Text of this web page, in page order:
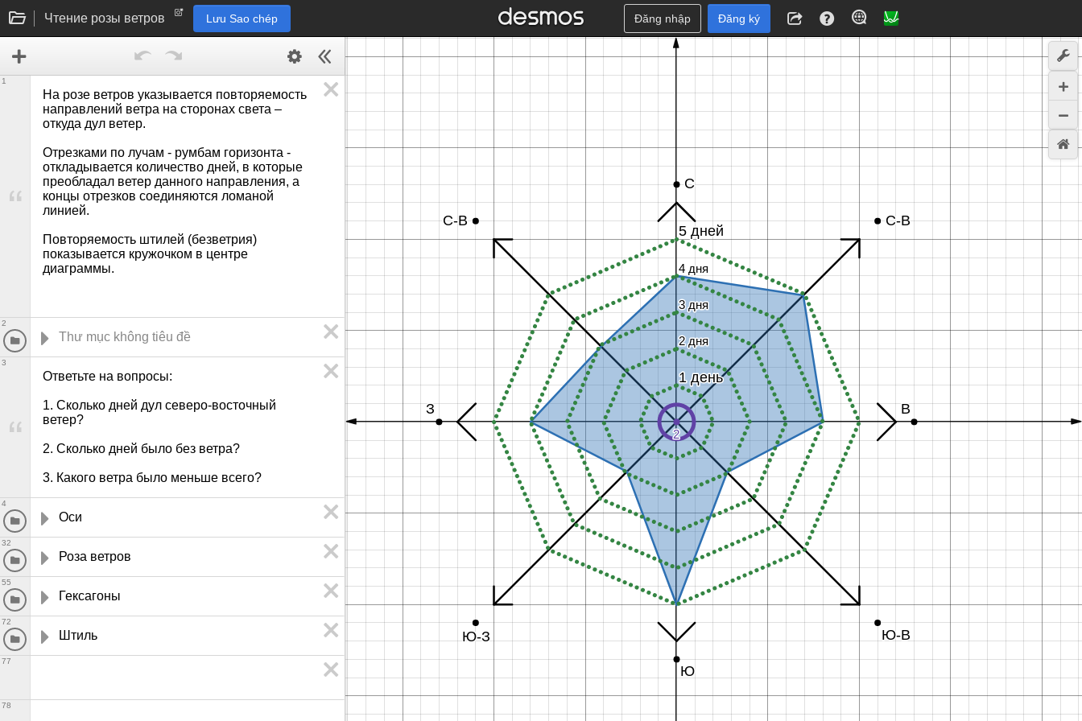
Чтение розы ветров Lưu Sao chép Đăng nhập Đăng ký
На розе ветров указывается повторяемость
направлений ветра на сторонах света –
откуда дул ветер.
Отрезками по лучам - румбам горизонта -
откладывается количество дней, в которые
преобладал ветер данного направления, а
концы отрезков соединяются ломаной
линией.
Повторяемость штилей (безветрия)
показывается кружочком в центре
диаграммы.
1
2
Ответьте на вопросы:
1. Сколько дней дул северо-восточный
ветер?
2. Сколько дней было без ветра?
3. Какого ветра было меньше всего?
3
Оси
4
Роза ветров
32
Гексагоны
55
Штиль
72
77
78